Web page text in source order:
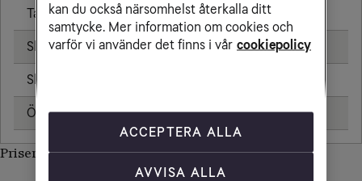
Ta emot samtal 0,00 kr/min
Skicka sms 0,00 kr
Skicka mms
Öppningsavgift 0,00 kr
Priser inom Spanien
kan du också närsomhelst återkalla ditt
samtycke. Mer information om cookies och
varför vi använder det finns i vår cookiepolicy
ACCEPTERA ALLA
AVVISA ALLA